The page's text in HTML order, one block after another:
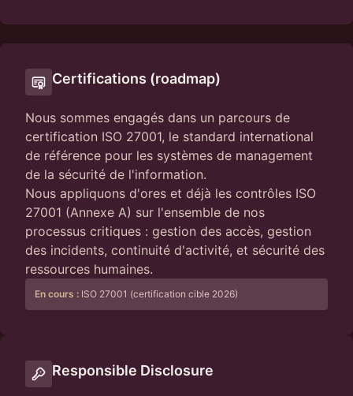
Certifications (roadmap)
Nous sommes engagés dans un parcours de
certification ISO 27001, le standard international
de référence pour les systèmes de management
de la sécurité de l'information.
Nous appliquons d'ores et déjà les contrôles ISO
27001 (Annexe A) sur l'ensemble de nos
processus critiques : gestion des accès, gestion
des incidents, continuité d'activité, et sécurité des
ressources humaines.
En cours : ISO 27001 (certification cible 2026)
Responsible Disclosure